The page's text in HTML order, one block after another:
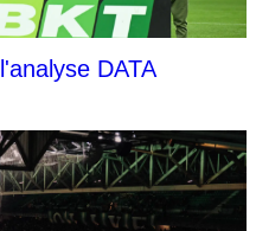
DATA